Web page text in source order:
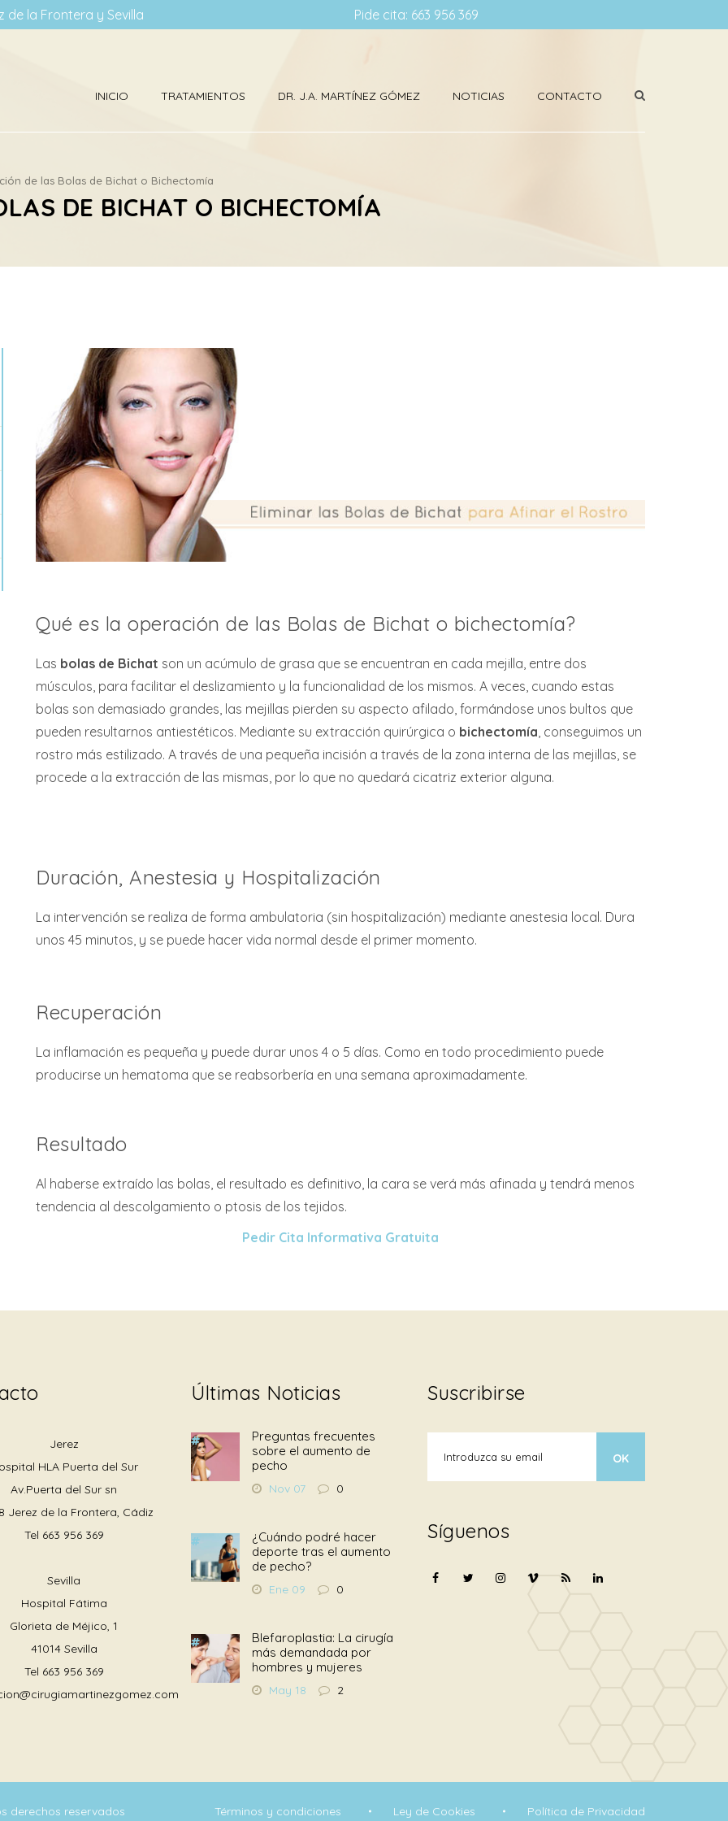
de la Frontera y Sevilla Pide cita: 663 956 369
INICIO TRATAMIENTOS DR. J.A. MARTÍNEZ GÓMEZ NOTICIAS CONTACTO
de las Bolas de Bichat o Bichectomía
DE BICHAT O BICHECTOMÍA
Qué es la operación de las Bolas de Bichat o bichectomía?
Las bolas de Bichat son un acúmulo de grasa que se encuentran en cada mejilla, entre dos
músculos, para facilitar el deslizamiento y la funcionalidad de los mismos. A veces, cuando estas
bolas son demasiado grandes, las mejillas pierden su aspecto afilado, formándose unos bultos que
pueden resultarnos antiestéticos. Mediante su extracción quirúrgica o bichectomía , conseguimos un
rostro más estilizado. A través de una pequeña incisión a través de la zona interna de las mejillas, se
procede a la extracción de las mismas, por lo que no quedará cicatriz exterior alguna.
Duración, Anestesia y Hospitalización
La intervención se realiza de forma ambulatoria (sin hospitalización) mediante anestesia local. Dura
unos 45 minutos, y se puede hacer vida normal desde el primer momento.
Recuperación
La inflamación es pequeña y puede durar unos 4 o 5 días. Como en todo procedimiento puede
producirse un hematoma que se reabsorbería en una semana aproximadamente.
Resultado
Al haberse extraído las bolas, el resultado es definitivo, la cara se verá más afinada y tendrá menos
tendencia al descolgamiento o ptosis de los tejidos.
Pedir Cita Informativa Gratuita
Jerez
HLA Puerta del Sur
Av.Puerta del Sur sn
Jerez de la Frontera, Cádiz
Tel 663 956 369
Sevilla
Hospital Fátima
Glorieta de Méjico, 1
41014 Sevilla
Tel 663 956 369
Últimas Noticias
Preguntas frecuentes
sobre el aumento de
pecho
Nov 07 0
¿Cuándo podré hacer
deporte tras el aumento
de pecho?
Ene 09 0
Blefaroplastia: La cirugía
más demandada por
hombres y mujeres
May 18 2
Suscribirse
Síguenos
derechos reservados Términos y condiciones Ley de Cookies Política de Privacidad